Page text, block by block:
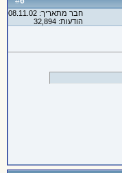
חבר מתאריך: 08.11.02
הודעות: 32,894